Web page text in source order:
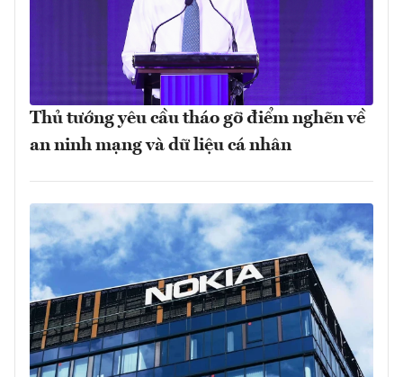
Thủ tướng yêu cầu tháo gỡ điểm nghẽn về
an ninh mạng và dữ liệu cá nhân